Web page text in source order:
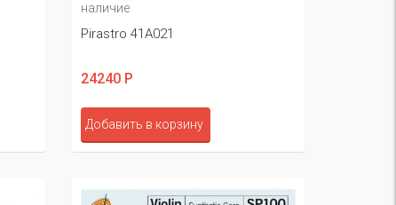
наличие
Pirastro 41A021
24240 Р
Добавить в корзину